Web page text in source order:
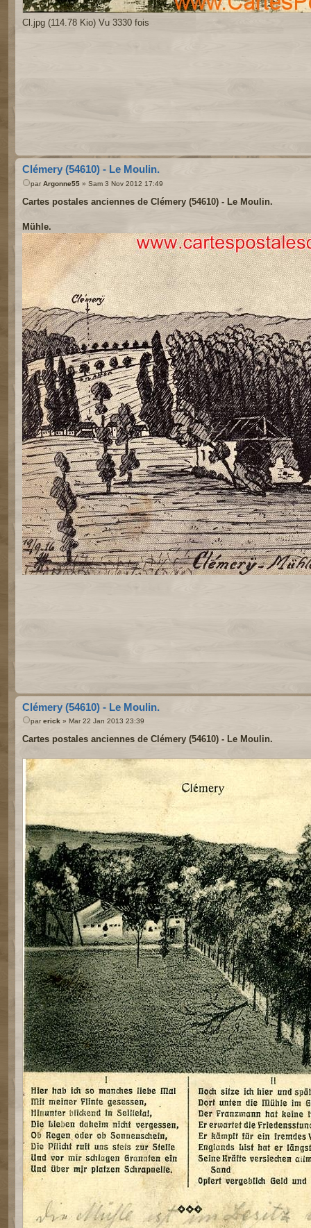
Cl.jpg (114.78 Kio) Vu 3330 fois
Clémery (54610) - Le Moulin.
par Argonne55 » Sam 3 Nov 2012 17:49
Cartes postales anciennes de Clémery (54610) - Le Moulin.
Mühle.
Clémery (54610) - Le Moulin.
par erick » Mar 22 Jan 2013 23:39
Cartes postales anciennes de Clémery (54610) - Le Moulin.